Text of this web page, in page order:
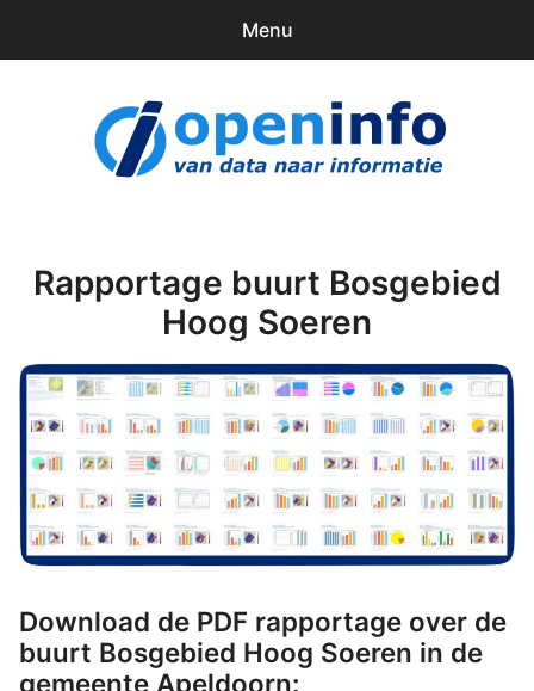
Menu
Downloads
Rapportage buurt Bosgebied
Hoog Soeren
Download de PDF rapportage over de
buurt Bosgebied Hoog Soeren in de
gemeente Apeldoorn: